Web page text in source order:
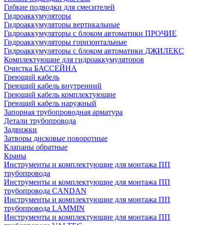
Гибкие подводки для смесителей
Гидроаккумуляторы
Гидроаккумуляторы вертикальные
Гидроаккумуляторы с блоком автоматики ПРОЧИЕ
Гидроаккумуляторы горизонтальные
Гидроаккумуляторы с блоком автоматики ДЖИЛЕКС
Комплектующие для гидроаккумуляторов
Очистка БАССЕЙНА
Греющий кабель
Греющий кабель внутренний
Греющий кабель комплектующие
Греющий кабель наружный
Запорная трубопроводная арматура
Детали трубопровода
Задвижки
Затворы дисковые поворотные
Клапаны обратные
Краны
Инструменты и комплектующие для монтажа ПП
трубопровода
Инструменты и комплектующие для монтажа ПП
трубопровода CANDAN
Инструменты и комплектующие для монтажа ПП
трубопровода LAMMIN
Инструменты и комплектующие для монтажа ПП